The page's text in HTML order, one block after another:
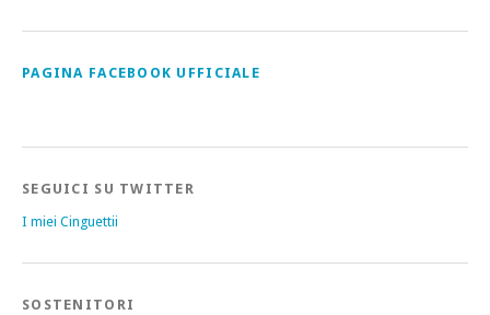
PAGINA FACEBOOK UFFICIALE
SEGUICI SU TWITTER
I miei Cinguettii
SOSTENITORI